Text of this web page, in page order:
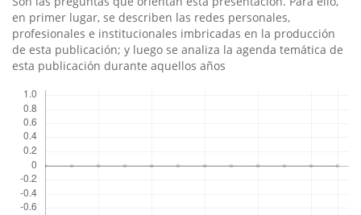
en primer lugar, se describen las redes personales,
profesionales e institucionales imbricadas en la producción
de esta publicación; y luego se analiza la agenda temática de
esta publicación durante aquellos años